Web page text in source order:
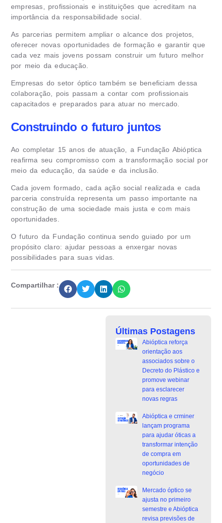
empresas, profissionais e instituições que acreditam na
importância da responsabilidade social.
As parcerias permitem ampliar o alcance dos projetos,
oferecer novas oportunidades de formação e garantir que
cada vez mais jovens possam construir um futuro melhor
por meio da educação.
Empresas do setor óptico também se beneficiam dessa
colaboração, pois passam a contar com profissionais
capacitados e preparados para atuar no mercado.
Construindo o futuro juntos
Ao completar 15 anos de atuação, a Fundação Abióptica
reafirma seu compromisso com a transformação social por
meio da educação, da saúde e da inclusão.
Cada jovem formado, cada ação social realizada e cada
parceria construída representa um passo importante na
construção de uma sociedade mais justa e com mais
oportunidades.
O futuro da Fundação continua sendo guiado por um
propósito claro: ajudar pessoas a enxergar novas
possibilidades para suas vidas.
Compartilhar :
Últimas Postagens
Abióptica reforça
orientação aos
associados sobre o
Decreto do Plástico e
promove webinar
para esclarecer
novas regras
Abióptica e crminer
lançam programa
para ajudar óticas a
transformar intenção
de compra em
oportunidades de
negócio
Mercado óptico se
ajusta no primeiro
semestre e Abióptica
revisa previsões de